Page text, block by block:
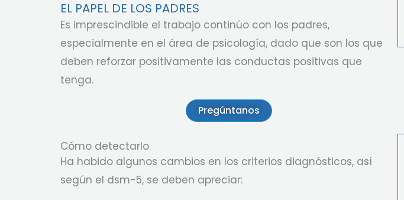
EL PAPEL DE LOS PADRES
Es imprescindible el trabajo continúo con los padres,
especialmente en el área de psicología, dado que son los que
deben reforzar positivamente las conductas positivas que
tenga.
Pregúntanos
Cómo detectarlo
Ha habido algunos cambios en los criterios diagnósticos, así
según el dsm-5, se deben apreciar: